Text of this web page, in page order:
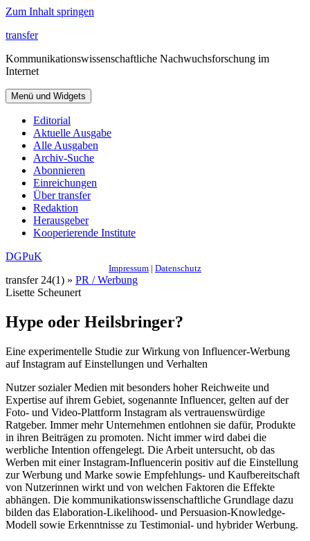
Zum Inhalt springen
transfer
Kommunikationswissenschaftliche Nachwuchsforschung im
Internet
Menü und Widgets
Editorial
Aktuelle Ausgabe
Alle Ausgaben
Archiv-Suche
Abonnieren
Einreichungen
Über transfer
Redaktion
Herausgeber
Kooperierende Institute
DGPuK
Impressum | Datenschutz
transfer 24(1) » PR / Werbung
Lisette Scheunert
Hype oder Heilsbringer?
Eine experimentelle Studie zur Wirkung von Influencer-Werbung
auf Instagram auf Einstellungen und Verhalten
Nutzer sozialer Medien mit besonders hoher Reichweite und
Expertise auf ihrem Gebiet, sogenannte Influencer, gelten auf der
Foto- und Video-Plattform Instagram als vertrauenswürdige
Ratgeber. Immer mehr Unternehmen entlohnen sie dafür, Produkte
in ihren Beiträgen zu promoten. Nicht immer wird dabei die
werbliche Intention offengelegt. Die Arbeit untersucht, ob das
Werben mit einer Instagram-Influencerin positiv auf die Einstellung
zur Werbung und Marke sowie Empfehlungs- und Kaufbereitschaft
von Nutzerinnen wirkt und von welchen Faktoren die Effekte
abhängen. Die kommunikationswissenschaftliche Grundlage dazu
bilden das Elaboration-Likelihood- und Persuasion-Knowledge-
Modell sowie Erkenntnisse zu Testimonial- und hybrider Werbung.